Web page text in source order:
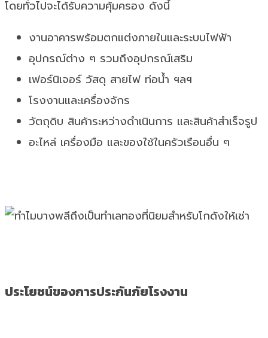
โดยทั่วไปจะได้รับความคุ้มครอง ดังนี้
งานอาคารพร้อมตกแต่งภายในและระบบไฟฟ้า
อุปกรณ์ต่าง ๆ รวมถึงอุปกรณ์เสริม
เฟอร์นิเจอร์ วัสดุ สายไฟ ท่อน้ำ ฯลฯ
โรงงานและเครื่องจักร
วัตถุดิบ สินค้าระหว่างดำเนินการ และสินค้าสำเร็จรูป
อะไหล่ เครื่องมือ และของใช้ในครัวเรือนอื่น ๆ
ประโยชน์ของการประกันภัยโรงงาน